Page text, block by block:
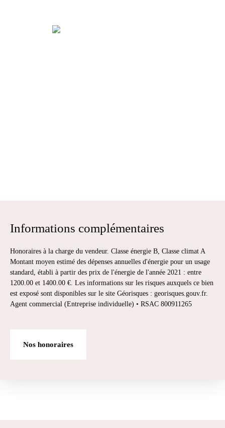
Informations complémentaires
Honoraires à la charge du vendeur. Classe énergie B, Classe climat A
Montant moyen estimé des dépenses annuelles d'énergie pour un usage
standard, établi à partir des prix de l'énergie de l'année 2021 : entre
1200.00 et 1400.00 €. Les informations sur les risques auxquels ce bien
est exposé sont disponibles sur le site Géorisques : georisques.gouv.fr.
Agent commercial (Entreprise individuelle) • RSAC 800911265
Nos honoraires